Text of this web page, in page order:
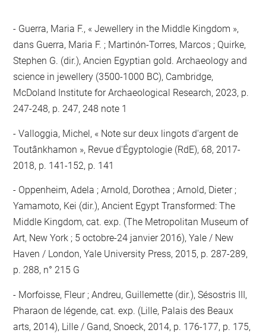
Guerra, Maria F., « Jewellery in the Middle Kingdom »,
dans Guerra, Maria F. ; Martinón-Torres, Marcos ; Quirke,
Stephen G. (dir.), Ancien Egyptian gold. Archaeology and
science in jewellery (3500-1000 BC), Cambridge,
McDoland Institute for Archaeological Research, 2023, p.
247-248, p. 247, 248 note 1
Valloggia, Michel, « Note sur deux lingots d'argent de
Toutânkhamon », Revue d'Égyptologie (RdE), 68, 2017-
2018, p. 141-152, p. 141
Oppenheim, Adela ; Arnold, Dorothea ; Arnold, Dieter ;
Yamamoto, Kei (dir.), Ancient Egypt Transformed: The
Middle Kingdom, cat. exp. (The Metropolitan Museum of
Art, New York ; 5 octobre-24 janvier 2016), Yale / New
Haven / London, Yale University Press, 2015, p. 287-289,
p. 288, n° 215 G
Morfoisse, Fleur ; Andreu, Guillemette (dir.), Sésostris III,
Pharaon de légende, cat. exp. (Lille, Palais des Beaux
arts, 2014), Lille / Gand, Snoeck, 2014, p. 176-177, p. 175,